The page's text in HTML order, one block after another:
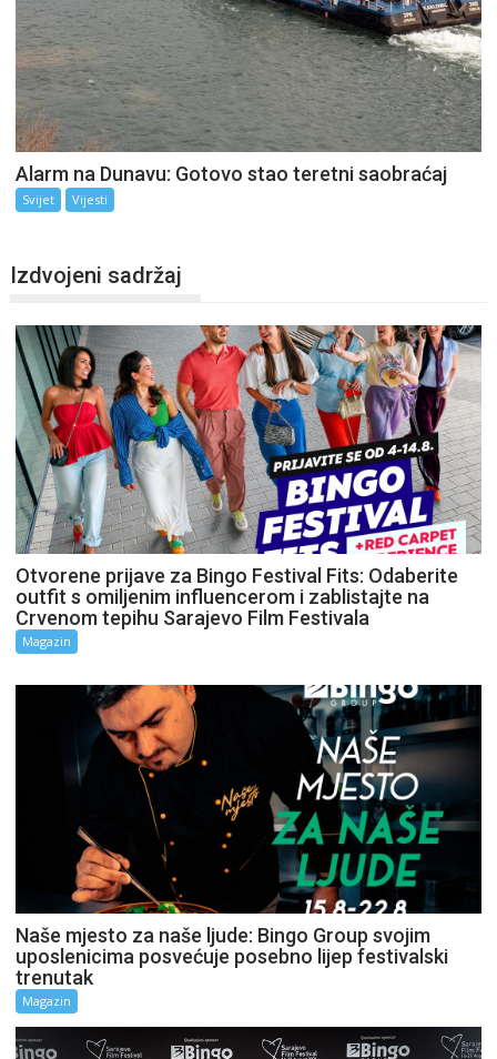
Alarm na Dunavu: Gotovo stao teretni saobraćaj
Svijet Vijesti
Izdvojeni sadržaj
Otvorene prijave za Bingo Festival Fits: Odaberite
outfit s omiljenim influencerom i zablistajte na
Crvenom tepihu Sarajevo Film Festivala
Magazin
Naše mjesto za naše ljude: Bingo Group svojim
uposlenicima posvećuje posebno lijep festivalski
trenutak
Magazin